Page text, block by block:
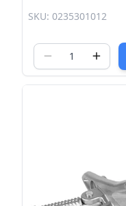
SKU: 0235301012